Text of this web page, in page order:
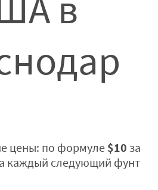
цены: по формуле $10 за
каждый следующий фунт